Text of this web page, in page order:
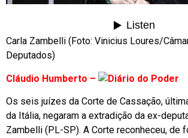
Carla Zambelli (Foto: Vinicius Loures/
Deputados)
Cláudio Humberto –
Os seis juízes da Corte de Cassação,
da Itália, negaram a extradição da ex-
Zambelli (PL-SP). A Corte reconheceu, de